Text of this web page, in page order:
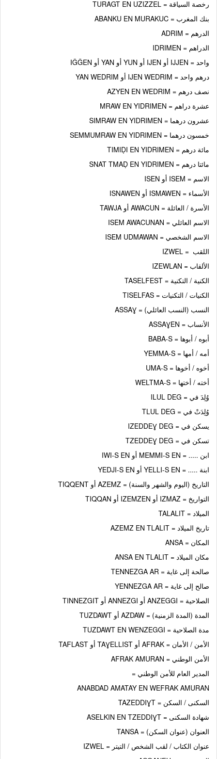
رخصة السياقة = TURAGT EN UZIZZEL
بنك المغرب = ABANKU EN MURAKUC
الدرهم = ADRIM
الدراهم = IDRIMEN
واحد = IJJEN أو IJEN أو YUN أو YAN أو IǦǦEN
درهم واحد = IJEN WEDRIM أو YAN WEDRIM
نصف درهم = AZYEN EN WEDRIM
عشرة دراهم = MRAW EN YIDRIMEN
عشرون درهما = SIMRAW EN YIDRIMEN
خمسون درهما = SEMMUMRAW EN YIDRIMEN
مائة درهم = TIMIḌI EN YIDRIMEN
مائتا درهم = SNAT TMAḌ EN YIDRIMEN
الاسم = ISEM أو ISEN
الأسماء = ISMAWEN أو ISNAWEN
الأسرة / العائلة = AWACUN أو TAWJA
الاسم العائلي = ISEM AWACUNAN
الاسم الشخصي = ISEM UDMAWAN
اللقب = IZWEL
الألقاب = IZEWLAN
الكنية / التكنية = TASELFEST
الكنيات / التكنيات = TISELFAS
النسب (النسب العائلي) = ASSAƔ
الأنساب = ASSAƔEN
أبوه / أبوها = BABA-S
أمه / أمها = YEMMA-S
أخوه / أخوها = UMA-S
أخته / أختها = WELTMA-S
وُلِدَ في = ILUL DEG
وُلِدَتْ في = TLUL DEG
يسكن في = IZEDDEƔ DEG
تسكن في = TZEDDEƔ DEG
ابن ..... = MEMMI-S EN أو IWI-S EN
ابنة ..... = YELLI-S EN أو YEDJI-S EN
التاريخ (اليوم والشهر والسنة) = AZEMZ أو TIQQENT
التواريخ = IZMAZ أو IZEMZEN أو TIQQAN
الميلاد = TALALIT
تاريخ الميلاد = AZEMZ EN TLALIT
المكان = ANSA
مكان الميلاد = ANSA EN TLALIT
صالحة إلى غاية = TENNEZGA AR
صالح إلى غاية = YENNEZGA AR
الصلاحية = ANZEGGI أو ANNEZGI أو TINNEZGIT
المدة (المدة الزمنية) = AZDAW أو TUZDAWT
مدة الصلاحية = TUZDAWT EN WENZEGGI
الأمن / الأمان = AFRAK أو TAƔELLIST أو TAFLAST
الأمن الوطني = AFRAK AMURAN
المدير العام للأمن الوطني =
ANABDAD AMATAY EN WEFRAK AMURAN
السكنى / السكن = TAZEDDIƔT
شهادة السكنى = ASELKIN EN TZEDDIƔT
العنوان (عنوان السكن) = TANSA
عنوان الكتاب / لقب الشخص / التيتر = IZWEL